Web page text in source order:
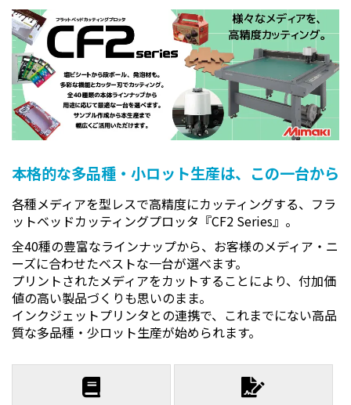
本格的な多品種・小ロット生産は、この一台から
各種メディアを型レスで高精度にカッティングする、フラ
ットベッドカッティングプロッタ『CF2 Series』。
全40種の豊富なラインナップから、お客様のメディア・ニ
ーズに合わせたベストな一台が選べます。
プリントされたメディアをカットすることにより、付加価
値の高い製品づくりも思いのまま。
インクジェットプリンタとの連携で、これまでにない高品
質な多品種・少ロット生産が始められます。